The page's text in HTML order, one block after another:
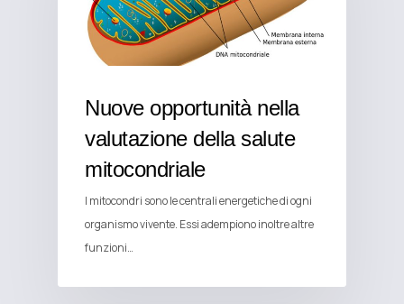
Nuove opportunità nella
valutazione della salute
mitocondriale
I mitocondri sono le centrali energetiche di ogni
organismo vivente. Essi adempiono inoltre altre
funzioni…